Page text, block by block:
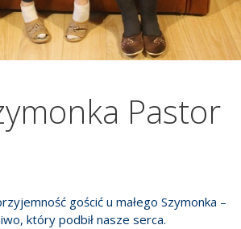
Pastor
gościć u małego Szymonka –
który podbił nasze serca.